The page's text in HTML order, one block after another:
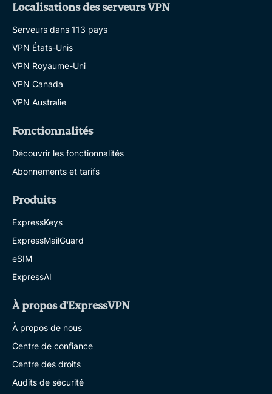
Localisations des serveurs VPN
Serveurs dans 113 pays
VPN États-Unis
VPN Royaume-Uni
VPN Canada
VPN Australie
Fonctionnalités
Découvrir les fonctionnalités
Abonnements et tarifs
Produits
ExpressKeys
ExpressMailGuard
eSIM
ExpressAI
À propos d'ExpressVPN
À propos de nous
Centre de confiance
Centre des droits
Audits de sécurité